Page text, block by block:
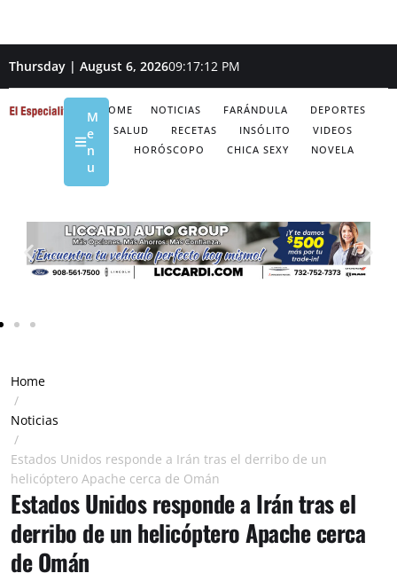
Thursday | August 6, 202609:17:13 PM
HOME NOTICIAS FARÁNDULA
DEPORTES
SALUD
RECETAS INSÓLITO
VIDEOS
HORÓSCOPO
CHICA SEXY NOVELA
M
e
n
u
Home
/
Noticias
/
Estados Unidos responde a Irán tras el derribo de un
helicóptero Apache cerca de Omán
Estados Unidos responde a Irán tras el
derribo de un helicóptero Apache cerca
de Omán